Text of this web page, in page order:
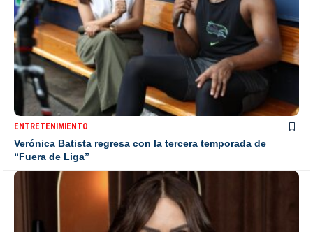
ENTRETENIMIENTO
Verónica Batista regresa con la tercera temporada de
“Fuera de Liga”